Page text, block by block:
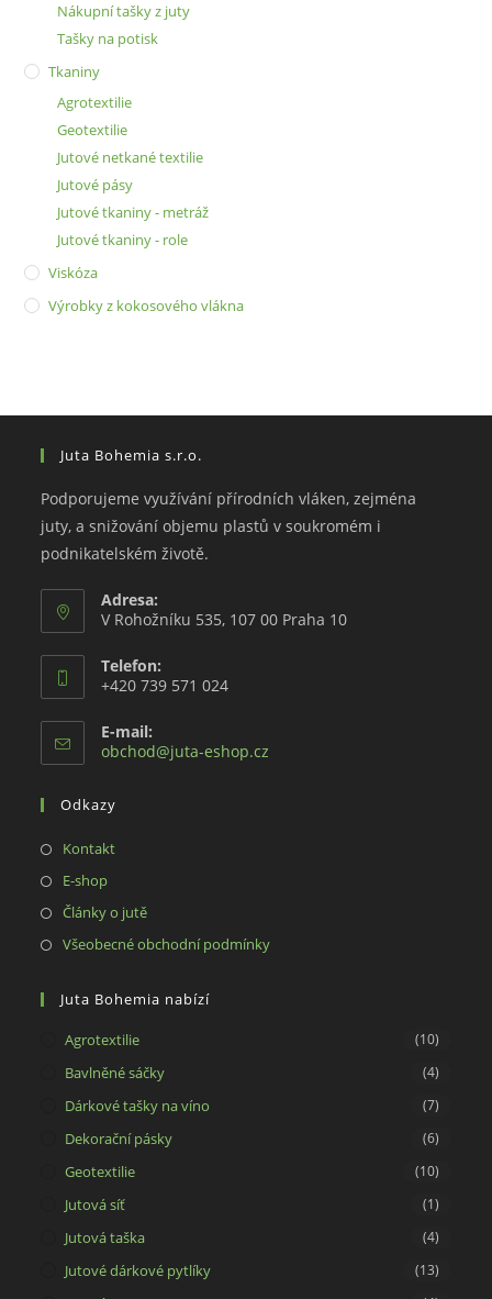
Nákupní tašky z juty
Tašky na potisk
Tkaniny
Agrotextilie
Geotextilie
Jutové netkané textilie
Jutové pásy
Jutové tkaniny - metráž
Jutové tkaniny - role
Viskóza
Výrobky z kokosového vlákna
Juta Bohemia s.r.o.
Podporujeme využívání přírodních vláken, zejména
juty, a snižování objemu plastů v soukromém i
podnikatelském životě.
Adresa:
V Rohožníku 535, 107 00 Praha 10
Telefon:
+420 739 571 024
E-mail:
obchod@juta-eshop.cz
Odkazy
KontaktOpens
a
tab
E-shopOpens
in
tab
Články o jutěOpens
in
new
Všeobecné obchodní podmínkyOpens
Juta Bohemia nabízí
Agrotextilie (10)
Bavlněné sáčky (4)
Dárkové tašky na víno (7)
Dekorační pásky (6)
Geotextilie (10)
Jutová síť (1)
Jutová taška (4)
Jutové dárkové pytlíky (13)